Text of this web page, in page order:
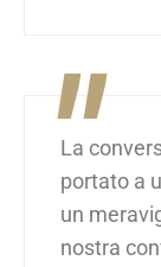
La
portato a
un
nostra
"